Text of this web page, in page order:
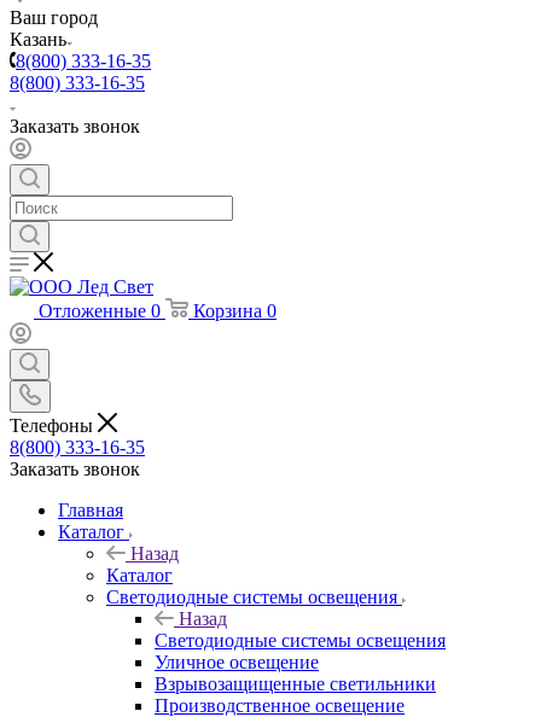
Ваш город
Казань
8(800) 333-16-35
8(800) 333-16-35
Заказать звонок
Отложенные 0 Корзина 0
Телефоны
8(800) 333-16-35
Заказать звонок
Главная
Каталог
Назад
Каталог
Светодиодные системы освещения
Назад
Светодиодные системы освещения
Уличное освещение
Взрывозащищенные светильники
Производственное освещение